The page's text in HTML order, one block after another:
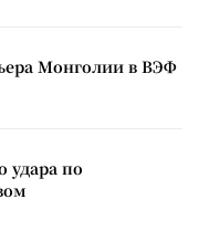
Монголии в ВЭФ
удара по